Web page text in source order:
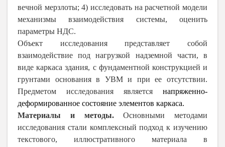
вечной мерзлоты; 4) исследовать на расчетной модели
механизмы взаимодействия системы, оценить
параметры НДС.
Объект исследования представляет собой
взаимодействие под нагрузкой надземной части, в
виде каркаса здания, с фундаментной конструкцией и
грунтами основания в УВМ и при ее отсутствии.
Предметом исследования является напряженно-
деформированное состояние элементов каркаса.
Материалы и методы.Основными методами
исследования стали комплексный подход к изучению
текстового, иллюстративного материала в